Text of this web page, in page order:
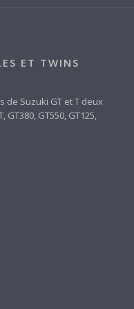
ET TWINS
de Suzuki GT et T deux
GT550, GT125,